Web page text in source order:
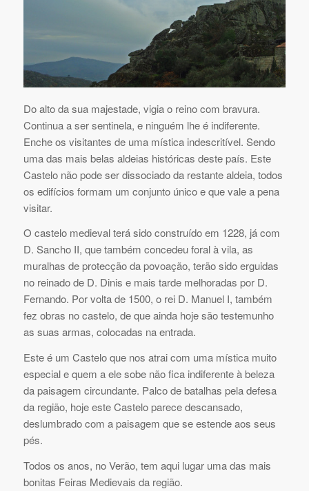
Do alto da sua majestade, vigia o reino com bravura.
Continua a ser sentinela, e ninguém lhe é indiferente.
Enche os visitantes de uma mística indescritível. Sendo
uma das mais belas aldeias históricas deste país. Este
Castelo não pode ser dissociado da restante aldeia, todos
os edifícios formam um conjunto único e que vale a pena
visitar.
O castelo medieval terá sido construído em 1228, já com
D. Sancho II, que também concedeu foral à vila, as
muralhas de protecção da povoação, terão sido erguidas
no reinado de D. Dinis e mais tarde melhoradas por D.
Fernando. Por volta de 1500, o rei D. Manuel I, também
fez obras no castelo, de que ainda hoje são testemunho
as suas armas, colocadas na entrada.
Este é um Castelo que nos atrai com uma mística muito
especial e quem a ele sobe não fica indiferente à beleza
da paisagem circundante. Palco de batalhas pela defesa
da região, hoje este Castelo parece descansado,
deslumbrado com a paisagem que se estende aos seus
pés.
Todos os anos, no Verão, tem aqui lugar uma das mais
bonitas Feiras Medievais da região.